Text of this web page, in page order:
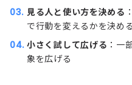
見る人と使い方を決める
で行動を変えるかを決める
小さく試して広げる ：一
象を広げる